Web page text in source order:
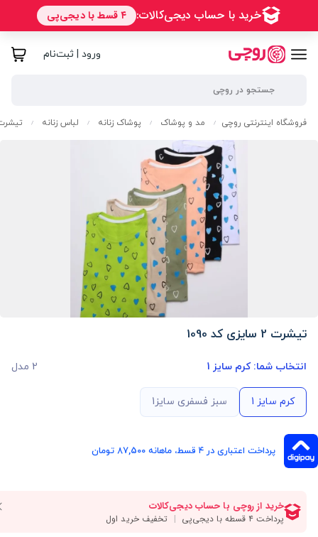
ورود | ثبت‌نام
فروشگاه اینترنتی روچی / مد و پوشاک / پوشاک زنانه / لباس زنانه /
تیشرت 2 سایزی کد 1090
انتخاب شما:کرم سایز 1 2 مدل
کرم سایز 1 سبز فسفری سایز1
پرداخت اعتباری در ۴ قسط، ماهانه 87,500 تومان